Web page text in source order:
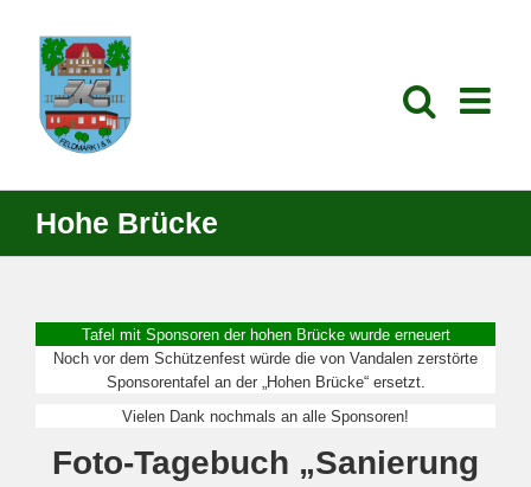
Inhalt
springen
Hohe Brücke
Tafel mit Sponsoren der hohen Brücke wurde erneuert
Noch vor dem Schützenfest würde die von Vandalen zerstörte
Sponsorentafel an der „Hohen Brücke“ ersetzt.
Vielen Dank nochmals an alle Sponsoren!
Foto-Tagebuch „Sanierung